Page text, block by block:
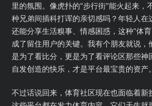
里的氛围。像虎扑的“步行街”能火起来，
种兄弟间插科打诨的亲切感吗？年轻人在
还能分享生活糗事、情感困惑，这种“体
成了留住用户的关键。我有个朋友就说，
是为了看比分，更是为了看评论区那些
自发创造的快乐，才是平台最宝贵的资产。
不过话说回来，体育社区现在也面临着新